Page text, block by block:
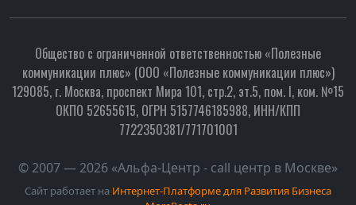
Общество с ограниченной ответственностью «Полезные
коммуникации плюс» (ООО «Полезные коммуникации плюс»)
129085, г. Москва, проспект Мира 101, стр.2, эт.5, пом. I, ком. №15
ОКПО 52655615, ОГРН 5157746185988, ИНН/КПП
7722350381/771701001
© 2007 — 2026 «Альфа-Центр - call центр в Москве»
Сайт работает на Интернет-Платформе для Развития Бизнеса